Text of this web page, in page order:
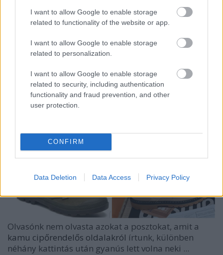
I want to allow Google to enable storage
related to functionality of the website or app.
I want to allow Google to enable storage
related to personalization.
I want to allow Google to enable storage
related to security, including authentication
functionality and fraud prevention, and other
user protection.
CONFIRM
Data Deletion Data Access Privacy Policy
Amíg a Föld kerek, mindig lesznek
ilyen csaló webshopok
Homár Rezső•2019. november 15.
Olvasónk nem olvasta azokat a posztokat, amit a
kamu cipőrendelős oldalakról írtunk, különben
néhány kattintás után gyanús lett volna neki ...